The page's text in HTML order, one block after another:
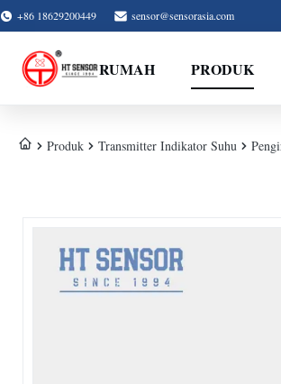
+86 18629200449 sensor@sensorasia.com
RUMAH PRODUK
Produk Transmitter Indikator Suhu